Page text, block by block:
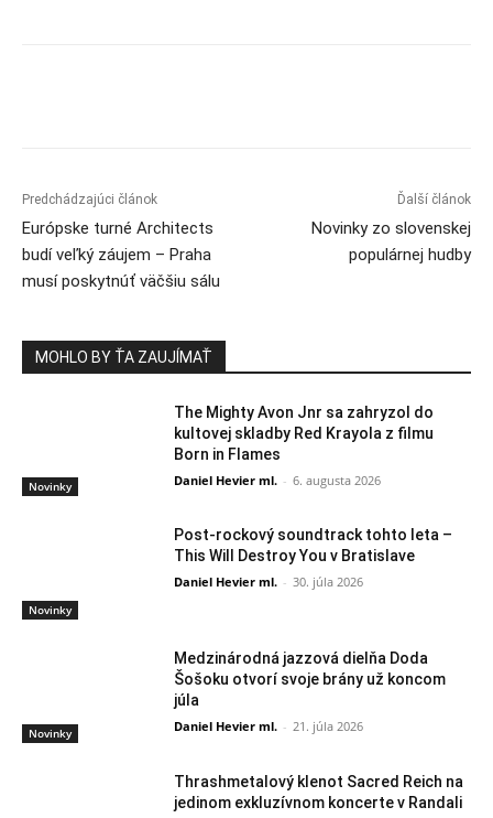
Predchádzajúci článok
Európske turné Architects
budí veľký záujem – Praha
musí poskytnúť väčšiu sálu
Ďalší článok
Novinky zo slovenskej
populárnej hudby
MOHLO BY ŤA ZAUJÍMAŤ
Novinky
The Mighty Avon Jnr sa zahryzol do
kultovej skladby Red Krayola z filmu
Born in Flames
Daniel Hevier ml. - 6. augusta 2026
Novinky
Post-rockový soundtrack tohto leta –
This Will Destroy You v Bratislave
Daniel Hevier ml. - 30. júla 2026
Novinky
Medzinárodná jazzová dielňa Doda
Šošoku otvorí svoje brány už koncom
júla
Daniel Hevier ml. - 21. júla 2026
Thrashmetalový klenot Sacred Reich na
jedinom exkluzívnom koncerte v Randali